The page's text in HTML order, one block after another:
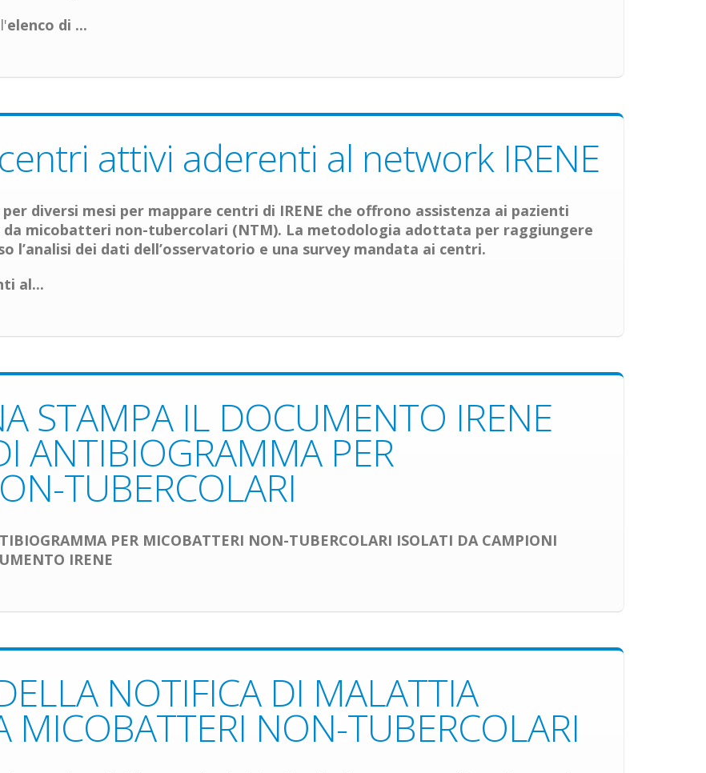
elenco di ...
attivi aderenti al network IRENE
diversi mesi per mappare centri di IRENE che offrono assistenza ai pazienti
micobatteri non-tubercolari (NTM). La metodologia adottata per raggiungere
dei dati dell’osservatorio e una survey mandata ai centri.
al...
STAMPA IL DOCUMENTO IRENE
ANTIBIOGRAMMA PER
TUBERCOLARI
PER MICOBATTERI NON-TUBERCOLARI ISOLATI DA CAMPIONI
IRENE
NOTIFICA DI MALATTIA
MICOBATTERI NON-TUBERCOLARI